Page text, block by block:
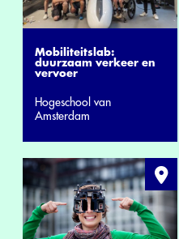
Mobiliteitslab:
duurzaam verkeer en
vervoer
Hogeschool van
Amsterdam